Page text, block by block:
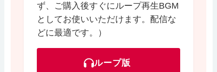
ず、ご購入後すぐにループ再生BGM
としてお使いいただけます。配信な
どに最適です。）
ループ版